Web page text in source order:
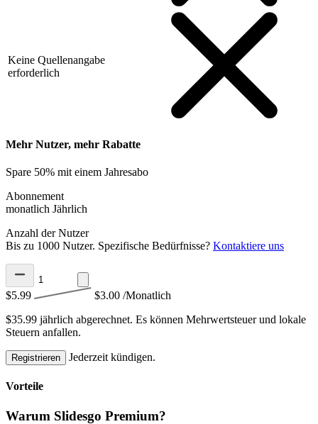
Keine Quellenangabe
erforderlich
Mehr Nutzer, mehr Rabatte
Spare 50% mit einem Jahresabo
Abonnement
monatlich Jährlich
Anzahl der Nutzer
Bis zu 1000 Nutzer. Spezifische Bedürfnisse? Kontaktiere uns
$5.99 $3.00 /Monatlich
$35.99 jährlich abgerechnet. Es können Mehrwertsteuer und lokale
Steuern anfallen.
Registrieren Jederzeit kündigen.
Vorteile
Warum Slidesgo Premium?